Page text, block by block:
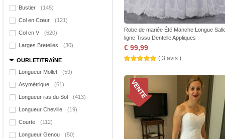
Bustier (145)
Col en Cœur (121)
Col en V (620)
Larges Bretelles (30)
OURLET/TRAîNE
Longueur Mollet
(59)
Asymétrique (61)
Longueur ras du Sol (413)
Longueur Cheville (19)
Courte (112)
Longueur Genou (50)
Robe de mariée Été Manche Longue
ligne Tissu Dentelle Appliques
€ 99,99
( 3 avis )